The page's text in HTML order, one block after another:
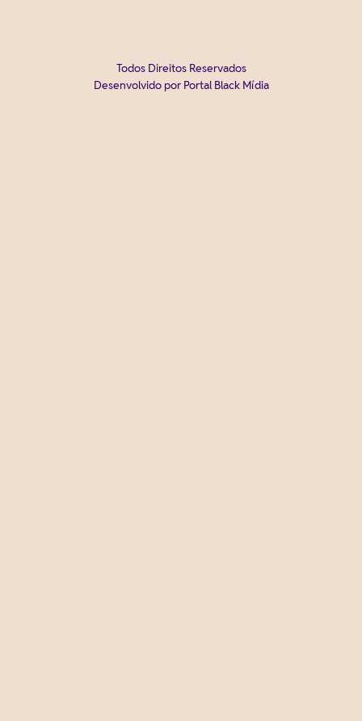
Todos Direitos Reservados
Desenvolvido por Portal Black Mídia